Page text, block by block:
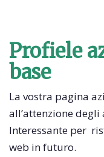
Profiele
base
La vostra pagina
all’attenzione
Interessante per
web in futuro.